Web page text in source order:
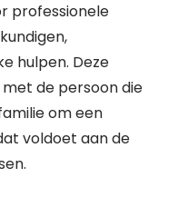
professionele
hulpen. Deze
de persoon die
om een
voldoet aan de